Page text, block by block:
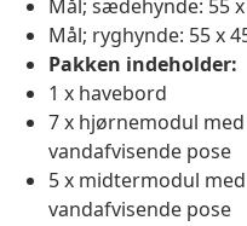
Mål; sædehynde: 55 x
Mål; ryghynde: 55 x
Pakken indeholder:
1 x havebord
7 x hjørnemodul
vandafvisende pose
5 x midtermodul
vandafvisende pose